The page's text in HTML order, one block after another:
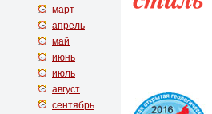
март
апрель
май
июнь
июль
август
сентябрь